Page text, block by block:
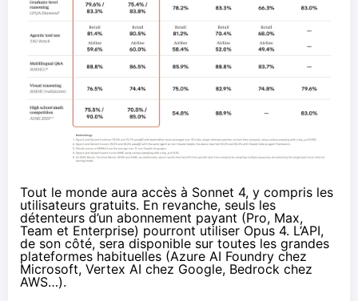
Tout le monde aura accès à Sonnet 4, y compris les
utilisateurs gratuits. En revanche, seuls les
détenteurs d’un abonnement payant (Pro, Max,
Team et Enterprise) pourront utiliser Opus 4. L’API,
de son côté, sera disponible sur toutes les grandes
plateformes habituelles (Azure AI Foundry chez
Microsoft, Vertex AI chez Google, Bedrock chez
AWS…).